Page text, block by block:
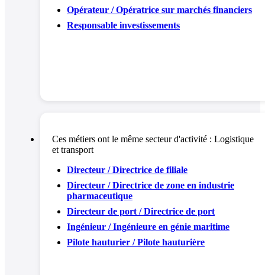
Opérateur / Opératrice sur marchés financiers
Responsable investissements
Ces métiers ont le même secteur d'activité : Logistique
et transport
Directeur / Directrice de filiale
Directeur / Directrice de zone en industrie
pharmaceutique
Directeur de port / Directrice de port
Ingénieur / Ingénieure en génie maritime
Pilote hauturier / Pilote hauturière